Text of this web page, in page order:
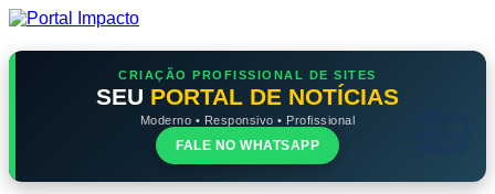
Ir
o
CRIAÇÃO PROFISSIONAL DE SITES
SEU PORTAL DE NOTÍCIAS
Moderno • Responsivo • Profissional
FALE NO WHATSAPP